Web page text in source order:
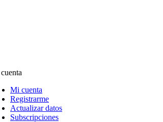
Mi cuenta
Registrarme
Actualizar datos
Subscripciones